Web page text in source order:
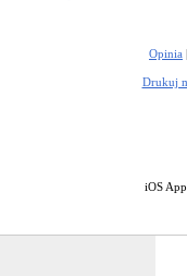
Opinia |
Drukuj
iOS App